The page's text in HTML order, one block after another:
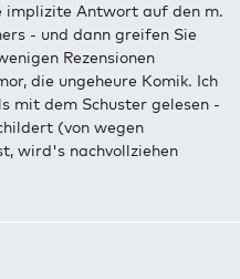
implizite Antwort auf den m.
- und dann greifen Sie
Rezensionen
die ungeheure Komik. Ich
mit dem Schuster gelesen -
(von wegen
wird's nachvollziehen